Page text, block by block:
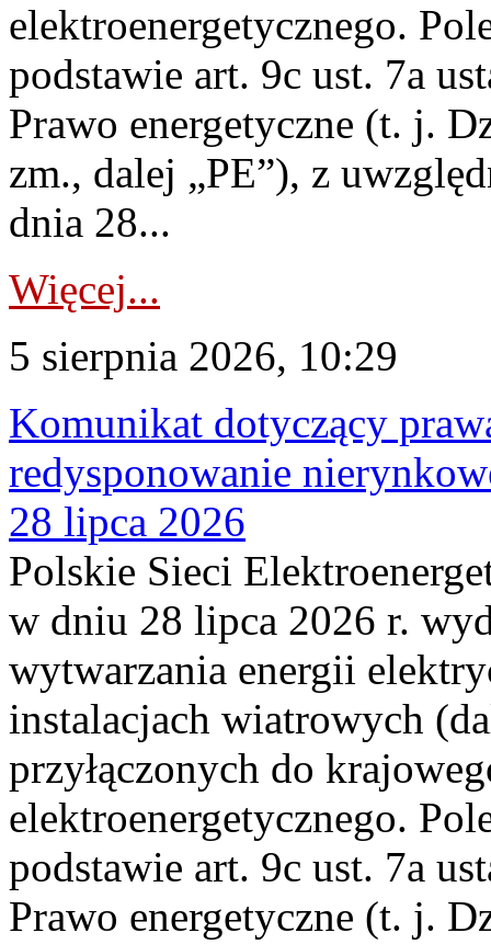
elektroenergetycznego.
podstawie art. 9c ust. 7a
Prawo energetyczne (t. j.
zm., dalej „PE”), z
dnia 28...
Więcej...
5 sierpnia 2026, 10:29
Komunikat dotyczący
redysponowanie
28 lipca 2026
Polskie Sieci
w dniu 28 lipca 2026 r.
wytwarzania energii
instalacjach wiatrowych
przyłączonych do
elektroenergetycznego.
podstawie art. 9c ust. 7a
Prawo energetyczne (t. j.